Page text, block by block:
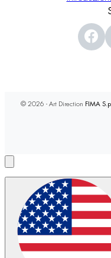
© 2026 - Art Direction FIMA